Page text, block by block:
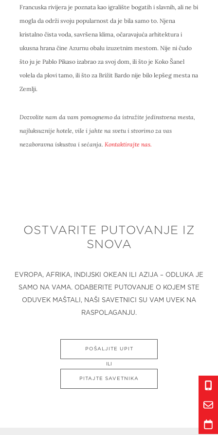
Francuska rivijera je poznata kao igralište bogatih i slavnih, ali ne bi
mogla da održi svoju popularnost da je bila samo to. Njena
kristalno čista voda, savršena klima, očaravajuća arhitektura i
ukusna hrana čine Azurnu obalu izuzetnim mestom. Nije ni čudo
što ju je Pablo Pikaso izabrao za svoj dom, ili što je Koko Šanel
volela da plovi tamo, ili što za Brižit Bardo nije bilo lepšeg mesta na
Zemlji.
Dozvolite nam da vam pomognemo da istražite jedinstvena mesta,
najluksuznije hotele, vile i jahte na svetu i stvorimo za vas
nezaboravna iskustva i sećanja. Kontaktirajte nas.
OSTVARITE PUTOVANJE IZ
SNOVA
EVROPA, AFRIKA, INDIJSKI OKEAN ILI AZIJA – ODLUKA JE
SAMO NA VAMA. ODABERITE PUTOVANJE O KOJEM STE
ODUVEK MAŠTALI, NAŠI SAVETNICI SU VAM UVEK NA
RASPOLAGANJU.
POŠALJITE UPIT
PITAJTE SAVETNIKA